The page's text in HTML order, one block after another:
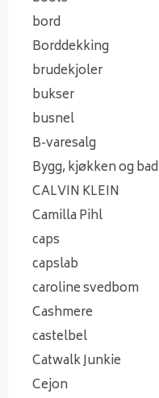
bord
Borddekking
brudekjoler
bukser
busnel
B-varesalg
Bygg, kjøkken og bad
CALVIN KLEIN
Camilla Pihl
caps
capslab
caroline svedbom
Cashmere
castelbel
Catwalk Junkie
Cejon